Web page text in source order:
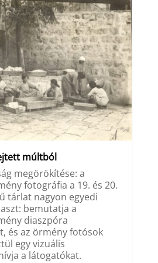
múltból
megörökítése: a
fotográfia a 19. és 20.
tárlat nagyon egyedi
bemutatja a
diaszpóra
és az örmény fotósok
egy vizuális
a látogatókat.